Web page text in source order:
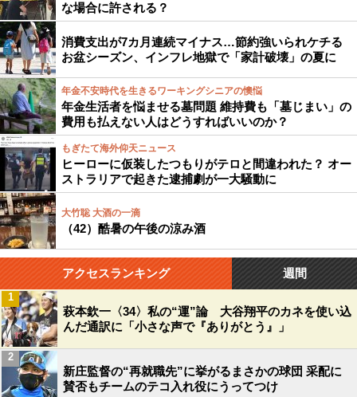
な場合に許される？
消費支出が7カ月連続マイナス…節約強いられケチる
お盆シーズン、インフレ地獄で「家計破壊」の夏に
年金不安時代を生きるワーキングシニアの懊悩
年金生活者を悩ませる墓問題 維持費も「墓じまい」の
費用も払えない人はどうすればいいのか？
もぎたて海外仰天ニュース
ヒーローに仮装したつもりがテロと間違われた？ オー
ストラリアで起きた逮捕劇が一大騒動に
大竹聡 大酒の一滴
（42）酷暑の午後の涼み酒
アクセスランキング 週間
萩本欽一〈34〉私の“運”論 大谷翔平のカネを使い込
んだ通訳に「小さな声で『ありがとう』」
1
新庄監督の“再就職先”に挙がるまさかの球団 采配に
賛否もチームのテコ入れ役にうってつけ
2